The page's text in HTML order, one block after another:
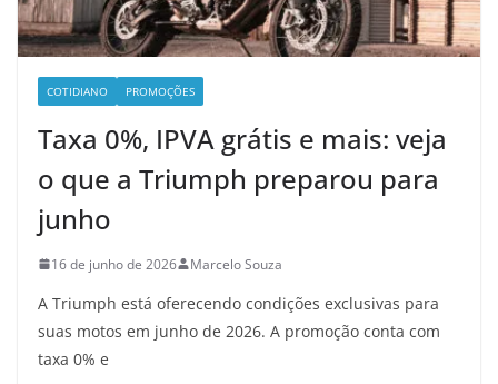
COTIDIANO PROMOÇÕES
Taxa 0%, IPVA grátis e mais: veja
o que a Triumph preparou para
junho
16 de junho de 2026 Marcelo Souza
A Triumph está oferecendo condições exclusivas para
suas motos em junho de 2026. A promoção conta com
taxa 0% e